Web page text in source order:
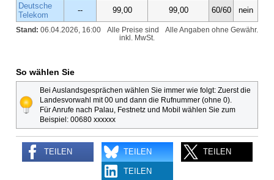
Deutsche
Telekom
-- 99,00 99,00 60/60 nein
Stand: 06.04.2026, 16:00 Alle Angaben ohne Gewähr.
Alle Preise sind
inkl. MwSt.
So wählen Sie
Bei Auslandsgesprächen wählen Sie immer wie folgt: Zuerst die
Landesvorwahl mit 00 und dann die Rufnummer (ohne 0).
Für Anrufe nach Palau, Festnetz und Mobil wählen Sie zum
Beispiel: 00680 xxxxxx
TEILEN TEILEN TEILEN
TEILEN